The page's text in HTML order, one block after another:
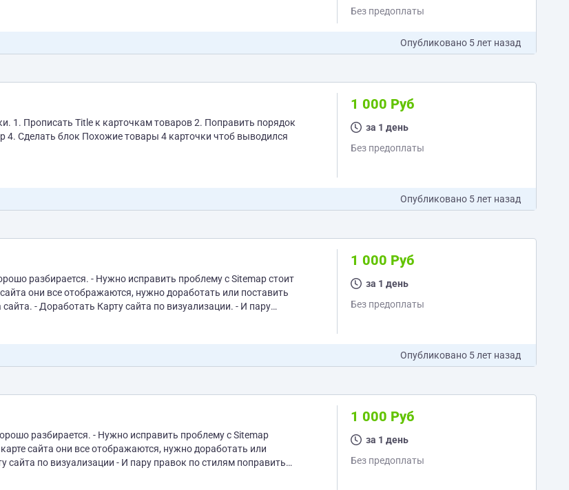
Без предоплаты
Опубликовано 5 лет назад
1. Прописать Title к карточкам товаров 2. Поправить порядок
Сделать блок Похожие товары 4 карточки чтоб выводился
1 000 Руб
за 1 день
Без предоплаты
Опубликовано 5 лет назад
проблему с Sitemap стоит
они все отображаются, нужно доработать или поставить
- Доработать Карту сайта по визуализации. - И пару
1 000 Руб
за 1 день
Без предоплаты
Опубликовано 5 лет назад
разбирается. - Нужно исправить проблему с Sitemap
сайта они все отображаются, нужно доработать или
сайта по визуализации - И пару правок по стилям поправить
1 000 Руб
за 1 день
Без предоплаты